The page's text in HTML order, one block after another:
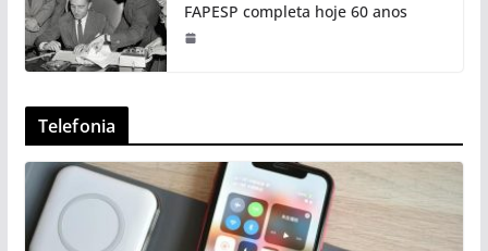
FAPESP completa hoje 60 anos
Telefonia